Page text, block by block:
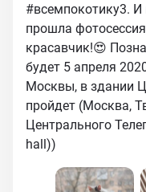
#всемпокотику3.
прошла
красавчик!😍
будет 5 апреля
Москвы, в здании
пройдет (Москва,
Центрального
hall))